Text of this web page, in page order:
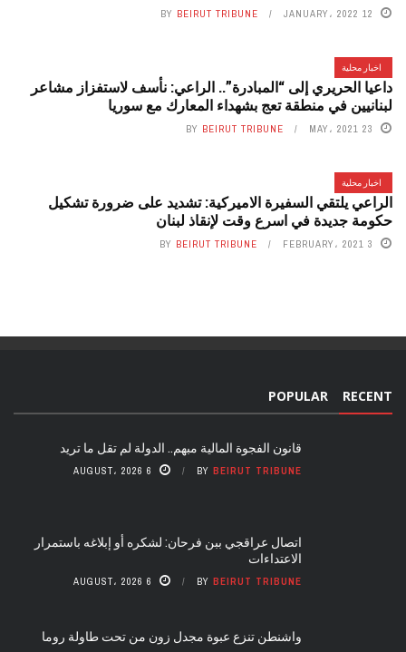
12 JANUARY، 2022 BY BEIRUT TRIBUNE
اخبار محلية
داعيا الحريري إلى “المبادرة”.. الراعي: نأسف لاستفزاز مشاعر
لبنانيين في منطقة تعج بشهداء المعارك مع سوريا
23 MAY، 2021 BY BEIRUT TRIBUNE
اخبار محلية
الراعي يلتقي السفيرة الاميركية: تشديد على ضرورة تشكيل
حكومة جديدة في اسرع وقت لإنقاذ لبنان
3 FEBRUARY، 2021 BY BEIRUT TRIBUNE
RECENT
POPULAR
قانون الفجوة المالية مبهم.. الدولة لم تقل ما تريد
BY BEIRUT TRIBUNE 6 AUGUST، 2026
اتصال عراقجي ببن فرحان: لشكره أو إبلاغه باستمرار
الاعتداءات
BY BEIRUT TRIBUNE 6 AUGUST، 2026
واشنطن تنزع عبوة مجدل زون من تحت طاولة روما